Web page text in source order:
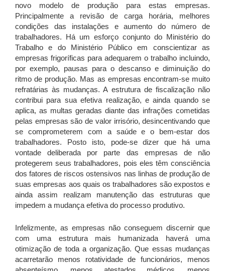
novo modelo de produção para estas empresas.
Principalmente a revisão de carga horária, melhores
condições das instalações e aumento do número de
trabalhadores. Há um esforço conjunto do Ministério do
Trabalho e do Ministério Público em conscientizar as
empresas frigoríficas para adequarem o trabalho incluindo,
por exemplo, pausas para o descanso e diminuição do
ritmo de produção. Mas as empresas encontram-se muito
refratárias às mudanças. A estrutura de fiscalização não
contribui para sua efetiva realização, e ainda quando se
aplica, as multas geradas diante das infrações cometidas
pelas empresas são de valor irrisório, desincentivando que
se comprometerem com a saúde e o bem-estar dos
trabalhadores. Posto isto, pode-se dizer que há uma
vontade deliberada por parte das empresas de não
protegerem seus trabalhadores, pois eles têm consciência
dos fatores de riscos ostensivos nas linhas de produção de
suas empresas aos quais os trabalhadores são expostos e
ainda assim realizam manutenção das estruturas que
impedem a mudança efetiva do processo produtivo.
Infelizmente, as empresas não conseguem discernir que
com uma estrutura mais humanizada haverá uma
otimização de toda a organização. Que essas mudanças
acarretarão menos rotatividade de funcionários, menos